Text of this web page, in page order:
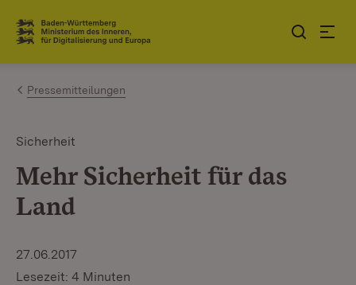
Zum Inhalt springen
Link zur Startseite
Pressemitteilungen
Sicherheit
Mehr Sicherheit für das
Land
27.06.2017
Lesezeit: 4 Minuten